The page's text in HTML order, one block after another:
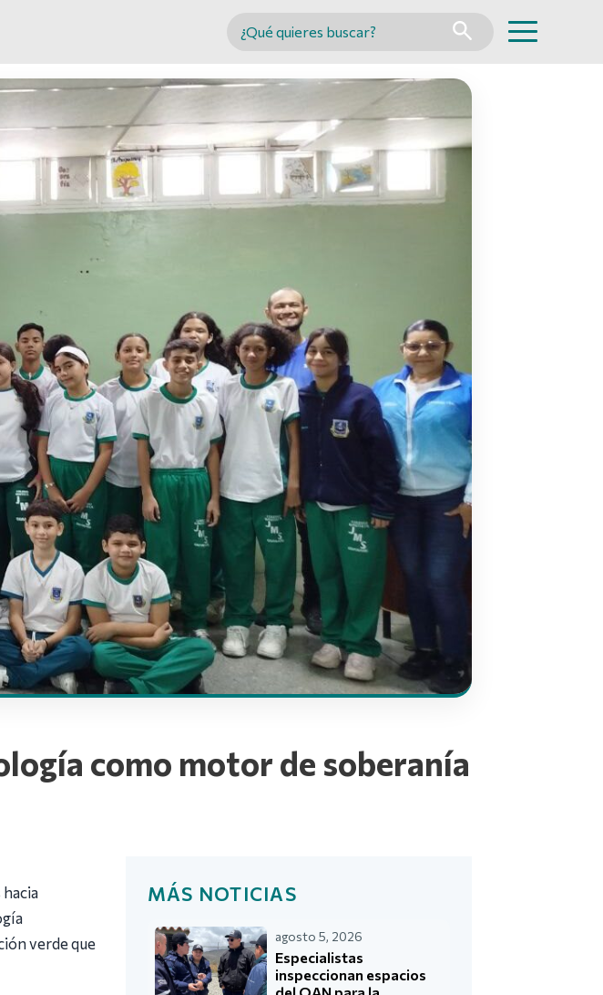
Buscar en MINCYT
como motor de soberanía
verde que
MÁS NOTICIAS
agosto 5, 2026
Especialistas
inspeccionan espacios